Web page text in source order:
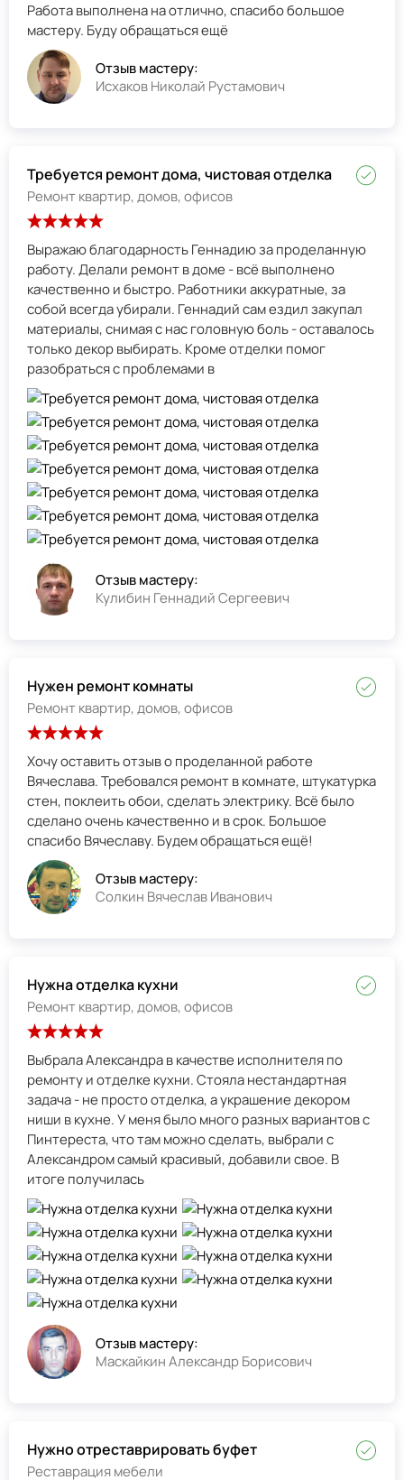
Работа выполнена на отлично, спасибо большое
мастеру. Буду обращаться ещё
Отзыв мастеру:
Исхаков Николай Рустамович
Требуется ремонт дома, чистовая отделка
Ремонт квартир, домов, офисов
Выражаю благодарность Геннадию за проделанную
работу. Делали ремонт в доме - всё выполнено
качественно и быстро. Работники аккуратные, за
собой всегда убирали. Геннадий сам ездил закупал
материалы, снимая с нас головную боль - оставалось
только декор выбирать. Кроме отделки помог
разобраться с проблемами в
Отзыв мастеру:
Кулибин Геннадий Сергеевич
Нужен ремонт комнаты
Ремонт квартир, домов, офисов
Хочу оставить отзыв о проделанной работе
Вячеслава. Требовался ремонт в комнате, штукатурка
стен, поклеить обои, сделать электрику. Всё было
сделано очень качественно и в срок. Большое
спасибо Вячеславу. Будем обращаться ещё!
Отзыв мастеру:
Солкин Вячеслав Иванович
Нужна отделка кухни
Ремонт квартир, домов, офисов
Выбрала Александра в качестве исполнителя по
ремонту и отделке кухни. Стояла нестандартная
задача - не просто отделка, а украшение декором
ниши в кухне. У меня было много разных вариантов с
Пинтереста, что там можно сделать, выбрали с
Александром самый красивый, добавили свое. В
итоге получилась
Отзыв мастеру:
Маскайкин Александр Борисович
Нужно отреставрировать буфет
Реставрация мебели